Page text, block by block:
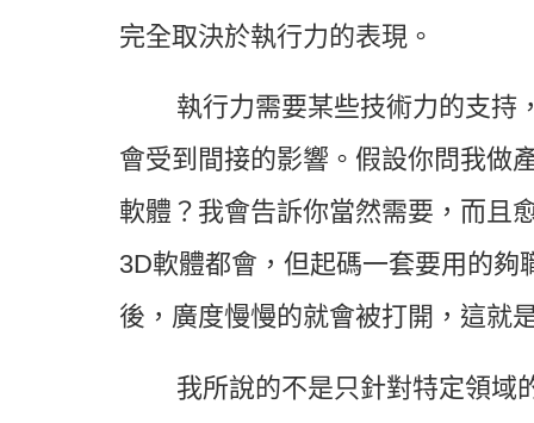
完全取決於執行力的表現。
執行力需要某些技術力的支持
會受到間接的影響。假設你問我做
軟體？我會告訴你當然需要，而且
3D軟體都會，但起碼一套要用的夠
後，廣度慢慢的就會被打開，這就
我所說的不是只針對特定領域